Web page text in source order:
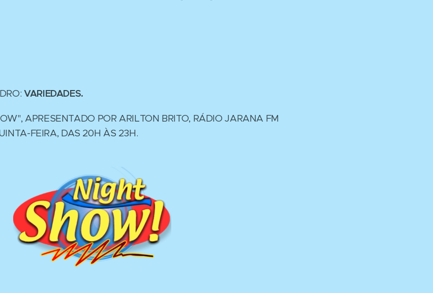
VARIEDADES.
APRESENTADO POR ARILTON BRITO, RÁDIO JARANA FM
FEIRA, DAS 20H ÀS 23H.